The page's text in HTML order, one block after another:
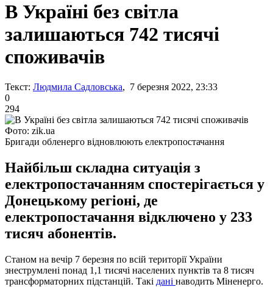
В Україні без світла
залишаються 742 тисячі
споживачів
Текст: Людмила Садловська, 7 березня 2022, 23:33
0
294
Фото: zik.ua
Бригади обленерго відновлюють електропостачання
Найбільш складна ситуація з
електропостачанням спостерігається у
Донецькому регіоні, де
електропостачання відключено у 233
тисяч абонентів.
Станом на вечір 7 березня по всій території України
знеструмлені понад 1,1 тисячі населених пунктів та 8 тисяч
трансформаторних підстанцій. Такі дані наводить Міненерго.